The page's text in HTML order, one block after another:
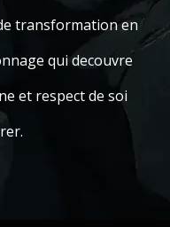
transformation en
qui decouvre
et respect de soi